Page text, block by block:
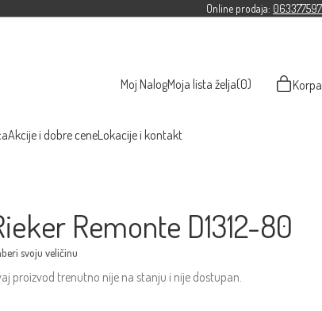
Online prodaja: 063377597
Moj NalogMoja lista želja(0) Korpa
Akcije i dobre ceneLokacije i kontakt
Remonte D1312-80
proizvod trenutno nije na stanju i nije dostupan.